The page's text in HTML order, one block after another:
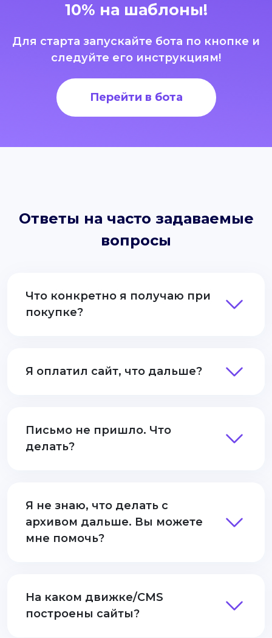
10% на шаблоны!
Для старта запускайте бота по кнопке и
следуйте его инструкциям!
Перейти в бота
Ответы на часто задаваемые
вопросы
Что конкретно я получаю при
покупке?
Я оплатил сайт, что дальше?
Письмо не пришло. Что
делать?
Я не знаю, что делать с
архивом дальше. Вы можете
мне помочь?
На каком движке/CMS
построены сайты?